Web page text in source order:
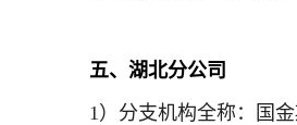
五、湖北分公司
1） 分支机构全称 ：国